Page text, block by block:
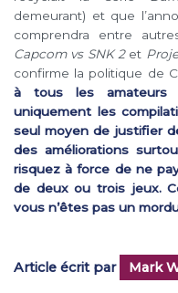
demeurant) et que
comprendra entre
Capcom vs SNK 2et
confirme la politique de
à tous les amateurs
uniquement les
seul moyen de justifier
des améliorations
risquez à force de ne
de deux ou trois jeux.
vous n’êtes pas un
Article écrit par Mark